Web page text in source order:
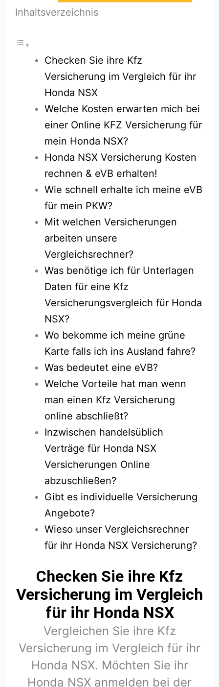
Inhaltsverzeichnis
Checken Sie ihre Kfz
Versicherung im Vergleich für ihr
Honda NSX
Welche Kosten erwarten mich bei
einer Online KFZ Versicherung für
mein Honda NSX?
Honda NSX Versicherung Kosten
rechnen & eVB erhalten!
Wie schnell erhalte ich meine eVB
für mein PKW?
Mit welchen Versicherungen
arbeiten unsere
Vergleichsrechner?
Was benötige ich für Unterlagen
Daten für eine Kfz
Versicherungsvergleich für Honda
NSX?
Wo bekomme ich meine grüne
Karte falls ich ins Ausland fahre?
Was bedeutet eine eVB?
Welche Vorteile hat man wenn
man einen Kfz Versicherung
online abschließt?
Inzwischen handelsüblich
Verträge für Honda NSX
Versicherungen Online
abzuschließen?
Gibt es individuelle Versicherung
Angebote?
Wieso unser Vergleichsrechner
für ihr Honda NSX Versicherung?
Checken Sie ihre Kfz
Versicherung im Vergleich
für ihr Honda NSX
Vergleichen Sie ihre Kfz
Versicherung im Vergleich für ihr
Honda NSX. Möchten Sie ihr
Honda NSX anmelden bei der